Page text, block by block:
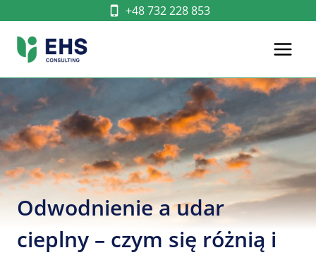
do
treści
+48 732 228 853
Odwodnienie a udar
cieplny – czym się różnią i